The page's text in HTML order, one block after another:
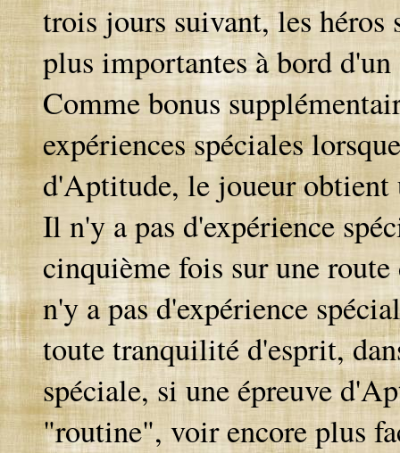
trois jours suivant, les héros
plus importantes à bord
Comme bonus
expériences spéciales
d'Aptitude, le joueur obtient
Il n'y a pas d'expérience
cinquième fois sur une
n'y a pas d'expérience
toute tranquilité d'esprit,
spéciale, si une épreuve
"routine", voir encore plus